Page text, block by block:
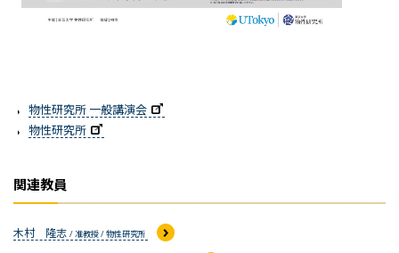
物性研究所 一般講演会
物性研究所
関連教員
木村 隆志 / 准教授 / 物性研究所